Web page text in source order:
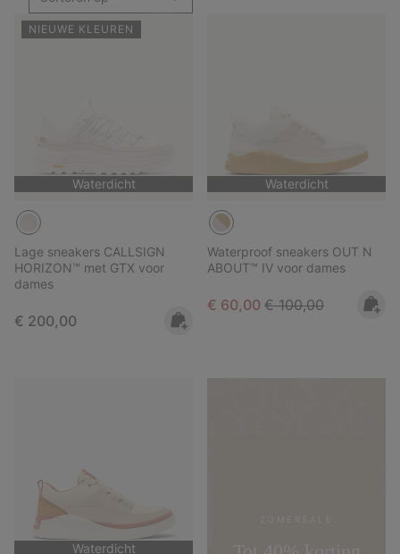
NIEUWE KLEUREN
Waterdicht
Lage sneakers CALLSIGN
HORIZON™ met GTX voor
dames
Regular price:
€ 200,00
Waterdicht
Waterproof sneakers OUT N
ABOUT™ IV voor dames
Sale price:
€ 60,00 Regular price:
€ 100,00
Waterdicht